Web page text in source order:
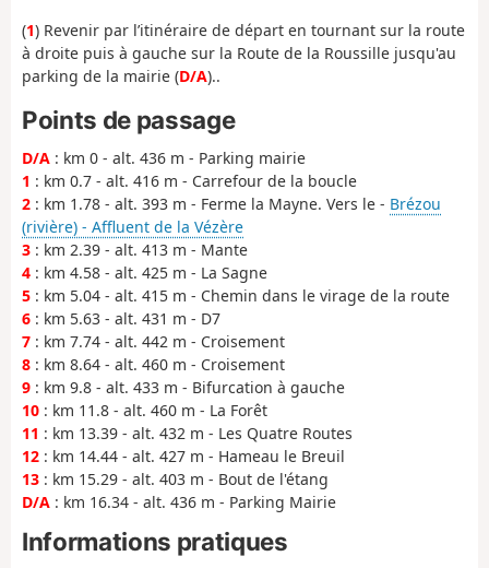
(1) Revenir par l’itinéraire de départ en tournant sur la route
à droite puis à gauche sur la Route de la Roussille jusqu'au
parking de la mairie (D/A)..
Points de passage
D/A : km 0 - alt. 436 m - Parking mairie
1 : km 0.7 - alt. 416 m - Carrefour de la boucle
2 : km 1.78 - alt. 393 m - Ferme la Mayne. Vers le - Brézou
(rivière) - Affluent de la Vézère
3 : km 2.39 - alt. 413 m - Mante
4 : km 4.58 - alt. 425 m - La Sagne
5 : km 5.04 - alt. 415 m - Chemin dans le virage de la route
6 : km 5.63 - alt. 431 m - D7
7 : km 7.74 - alt. 442 m - Croisement
8 : km 8.64 - alt. 460 m - Croisement
9 : km 9.8 - alt. 433 m - Bifurcation à gauche
10 : km 11.8 - alt. 460 m - La Forêt
11 : km 13.39 - alt. 432 m - Les Quatre Routes
12 : km 14.44 - alt. 427 m - Hameau le Breuil
13 : km 15.29 - alt. 403 m - Bout de l'étang
D/A : km 16.34 - alt. 436 m - Parking Mairie
Informations pratiques